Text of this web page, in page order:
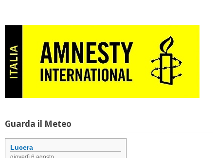
Guarda il Meteo